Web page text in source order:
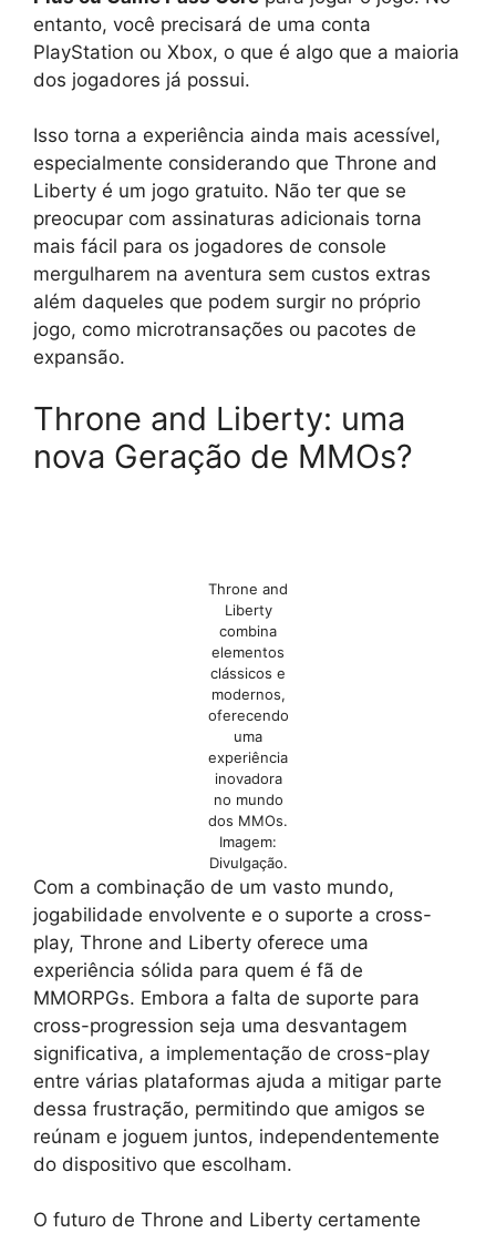
entanto, você precisará de uma conta
PlayStation ou Xbox, o que é algo que a maioria
dos jogadores já possui.
Isso torna a experiência ainda mais acessível,
especialmente considerando que Throne and
Liberty é um jogo gratuito. Não ter que se
preocupar com assinaturas adicionais torna
mais fácil para os jogadores de console
mergulharem na aventura sem custos extras
além daqueles que podem surgir no próprio
jogo, como microtransações ou pacotes de
expansão.
Throne and Liberty: uma
nova Geração de MMOs?
Throne and
Liberty
combina
elementos
clássicos e
modernos,
oferecendo
uma
experiência
inovadora
no mundo
dos MMOs.
Imagem:
Divulgação.
Com a combinação de um vasto mundo,
jogabilidade envolvente e o suporte a cross-
play, Throne and Liberty oferece uma
experiência sólida para quem é fã de
MMORPGs. Embora a falta de suporte para
cross-progression seja uma desvantagem
significativa, a implementação de cross-play
entre várias plataformas ajuda a mitigar parte
dessa frustração, permitindo que amigos se
reúnam e joguem juntos, independentemente
do dispositivo que escolham.
O futuro de Throne and Liberty certamente